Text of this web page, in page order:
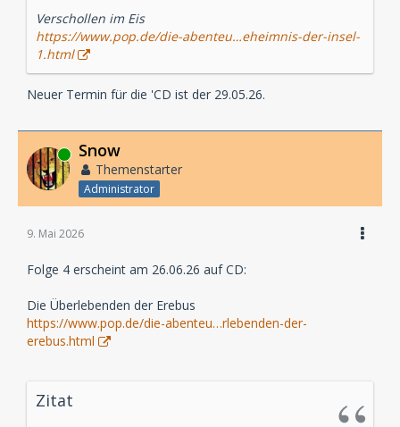
Verschollen im Eis
https://www.pop.de/die-abenteu…eheimnis-der-insel-
1.html
Neuer Termin für die 'CD ist der 29.05.26.
Online Snow
Themenstarter
Administrator
9. Mai 2026
Folge 4 erscheint am 26.06.26 auf CD:
Die Überlebenden der Erebus
https://www.pop.de/die-abenteu…rlebenden-der-
erebus.html
Zitat